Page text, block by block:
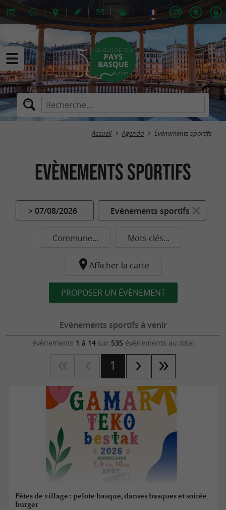
Accueil Agenda Evènements sportifs
Evènements sportifs
> 07/08/2026 Evènements sportifs
Commune... Mots clés...
Afficher la carte
PROPOSER UN ÉVÈNEMENT
Evènements sportifs à venir
évènements 1 à 14sur 535 évènements au total
1
Fêtes de village : pelote basque, danses basques et soirée
burger